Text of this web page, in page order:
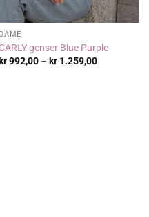
DAME
CARLY genser Blue Purple
kr992,00 – kr 1.259,00Prisområde: